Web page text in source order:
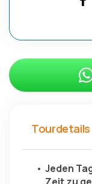
Tourdetails
Jeden